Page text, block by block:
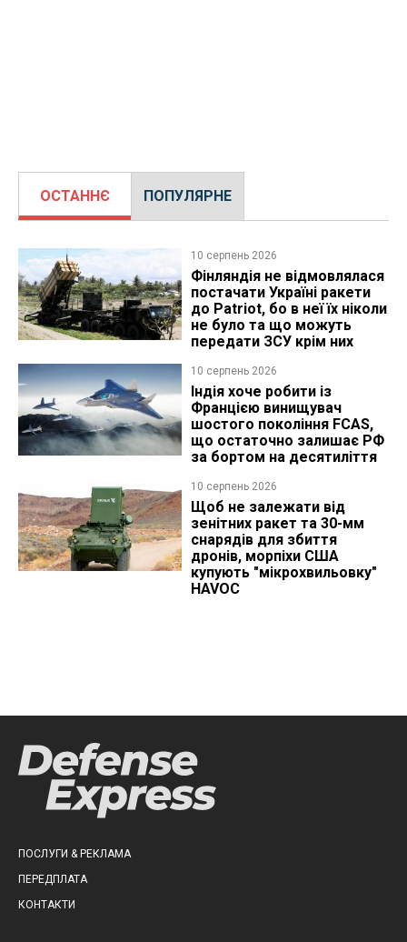
ОСТАННЄ ПОПУЛЯРНЕ
10 серпень 2026
Фінляндія не відмовлялася
постачати Україні ракети
до Patriot, бо в неї їх ніколи
не було та що можуть
передати ЗСУ крім них
10 серпень 2026
Індія хоче робити із
Францією винищувач
шостого покоління FCAS,
що остаточно залишає РФ
за бортом на десятиліття
10 серпень 2026
Щоб не залежати від
зенітних ракет та 30-мм
снарядів для збиття
дронів, морпіхи США
купують "мікрохвильовку"
HAVOC
ПОСЛУГИ & РЕКЛАМА
ПЕРЕДПЛАТА
КОНТАКТИ